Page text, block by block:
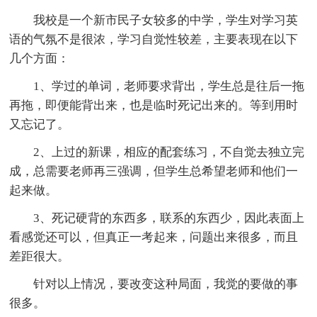
我校是一个新市民子女较多的中学，学生对学习英
语的气氛不是很浓，学习自觉性较差，主要表现在以下
几个方面：
1、学过的单词，老师要求背出，学生总是往后一拖
再拖，即便能背出来，也是临时死记出来的。等到用时
又忘记了。
2、上过的新课，相应的配套练习，不自觉去独立完
成，总需要老师再三强调，但学生总希望老师和他们一
起来做。
3、死记硬背的东西多，联系的东西少，因此表面上
看感觉还可以，但真正一考起来，问题出来很多，而且
差距很大。
针对以上情况，要改变这种局面，我觉的要做的事
很多。